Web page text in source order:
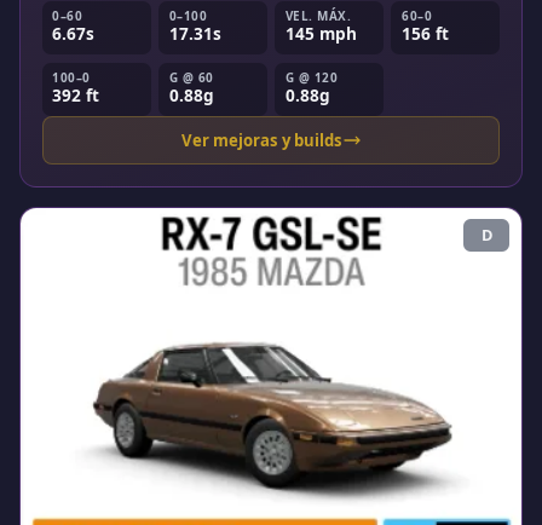
0–60
6.67s
0–100
17.31s
VEL. MÁX.
145 mph
60–0
156 ft
100–0
392 ft
G @ 60
0.88g
G @ 120
0.88g
Ver mejoras y builds
D